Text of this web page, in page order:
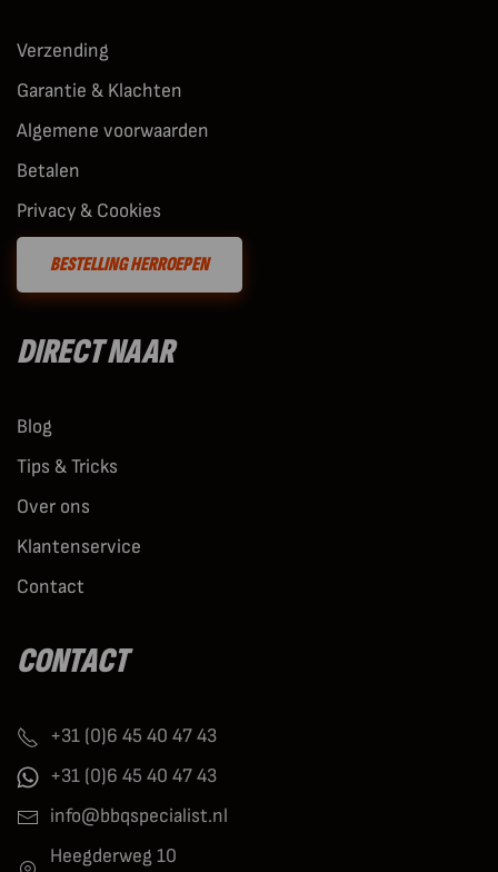
Verzending
Garantie & Klachten
Algemene voorwaarden
Betalen
Privacy & Cookies
BESTELLING HERROEPEN
DIRECT NAAR
Blog
Tips & Tricks
Over ons
Klantenservice
Contact
CONTACT
+31 (0)6 45 40 47 43
+31 (0)6 45 40 47 43
info@bbqspecialist.nl
Heegderweg 10